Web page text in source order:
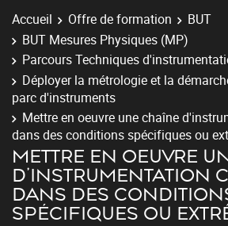
Accueil Offre de formation
BUT
BUT Mesures Physiques (MP)
Parcours Techniques
Déployer la métrologie et la
parc d'instruments
Mettre en oeuvre une chaîne
dans des conditions spécifiques ou
METTRE EN OEUVRE
D'INSTRUMENTATION
DANS DES
SPÉCIFIQUES OU